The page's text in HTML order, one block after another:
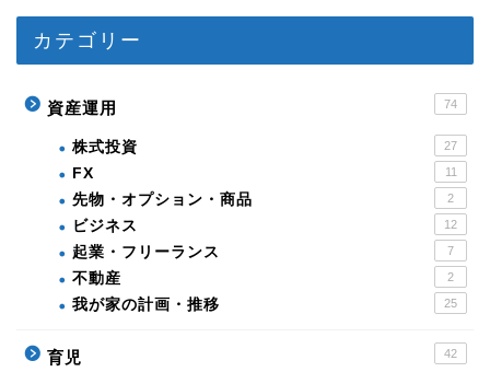
カテゴリー
資産運用 74
株式投資 27
FX 11
先物・オプション・商品 2
ビジネス 12
起業・フリーランス 7
不動産 2
我が家の計画・推移 25
育児 42